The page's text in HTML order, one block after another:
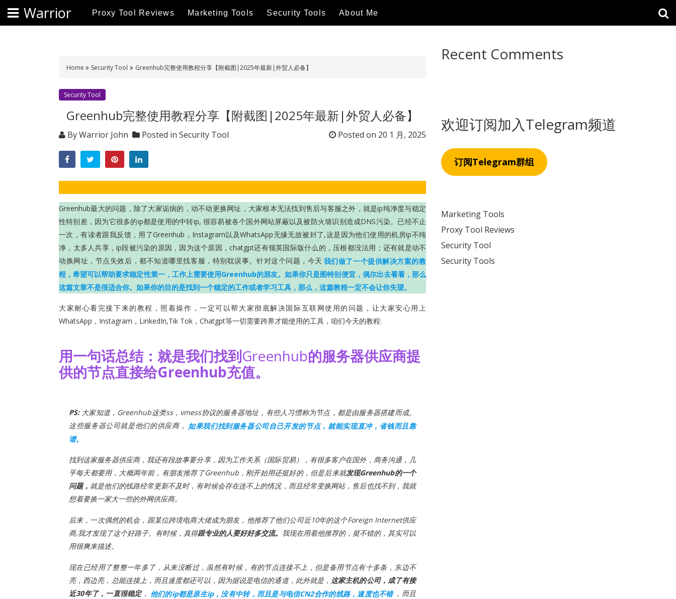
Warrior Proxy Tool Reviews Marketing Tools Security Tools About Me
Home Security Tool Greenhub完整使用教程分享【附截图|2025年最新|外贸人必备】
Security Tool
Greenhub完整使用教程分享【附截图|2025年最新|外贸人必备】
ByWarrior John Posted in Security Tool Posted on 20 1 月, 2025
Greenhub最大的问题，除了大家诟病的，动不动更换网址，大家根本无法找到售后与客服之外，就是ip纯净度与稳定
性特别差，因为它很多的ip都是使用的中转ip, 很容易被各个国外网站屏蔽以及被防火墙识别造成DNS污染。已经不止
一次，有读者跟我反馈，用了Greenhub，Instagram以及WhatsApp无缘无故被封了,这是因为他们使用的机房ip不纯
净，太多人共享，ip段被污染的原因，因为这个原因，chatgpt还有领英国际版什么的，压根都没法用；还有就是动不
动换网址，节点失效后，都不知道哪里找客服，特别耽误事。针对这个问题，今天 我们做了一个提供解决方案的教
程，希望可以帮助要求稳定性第一，工作上需要使用Greenhub的朋友。如果你只是图特别便宜，偶尔出去看看，那么
这篇文章不是很适合你。如果你的目的是找到一个稳定的工作或者学习工具，那么，这篇教程一定不会让你失望。
大家耐心看完接下来的教程，照着操作，一定可以帮大家彻底解决国际互联网使用的问题，让大家安心用上
WhatsApp，Instagram，LinkedIn,Tik Tok，Chatgpt等一切需要跨界才能使用的工具，咱们今天的教程:
用一句话总结：就是我们找到Greenhub的服务器供应商提
供的节点直接给Greenhub充值。
PS: 大家知道，Greenhub这类ss，vmess协议的服务器地址，有些人习惯称为节点，都是由服务器搭建而成。
这些服务器公司就是他们的供应商， 如果我们找到服务器公司自己开发的节点，就能实现直冲，省钱而且靠
谱。
找到这家服务器供应商，我还有段故事要分享，因为工作关系（国际贸易），有很多客户在国外，商务沟通，几
乎每天都要用，大概两年前，有朋友推荐了Greenhub，刚开始用还挺好的，但是后来就发现Greenhub的一个
问题，就是他们的线路经常更新不及时，有时候会存在连不上的情况，而且经常变换网站，售后也找不到，我就
想着要换一家大一些的外网供应商。
后来，一次偶然的机会，跟某位跨境电商大佬成为朋友，他推荐了他们公司近10年的这个Foreign Internet供应
商,我才发现了这个好路子。有时候，真得跟专业的人要好好多交流。 我现在用着他推荐的，挺不错的，其实可以
用很爽来描述。
现在已经用了整整一年多了，从来没断过，虽然有时候，有的节点连接不上，但是备用节点有十多条，东边不
亮，西边亮，总能连接上，而且速度都还可以，因为据说是电信的通道，此外就是， 这家主机的公司，成了有接
近30年了，一直很稳定， 他们的ip都是原生ip，没有中转，而且是与电信CN2合作的线路，速度也不错 ，而且
Recent Comments
欢迎订阅加入Telegram频道
订阅Telegram群组
Marketing Tools
Proxy Tool Reviews
Security Tool
Security Tools